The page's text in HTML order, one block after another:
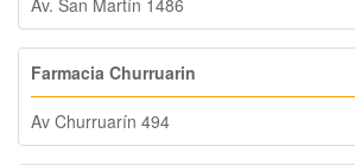
Farmacia Churruarin
Av Churruarín 494